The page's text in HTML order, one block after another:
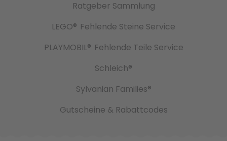
Ratgeber Sammlung
LEGO® Fehlende Steine Service
PLAYMOBIL® Fehlende Teile Service
Schleich®
Sylvanian Families®
Gutscheine & Rabattcodes